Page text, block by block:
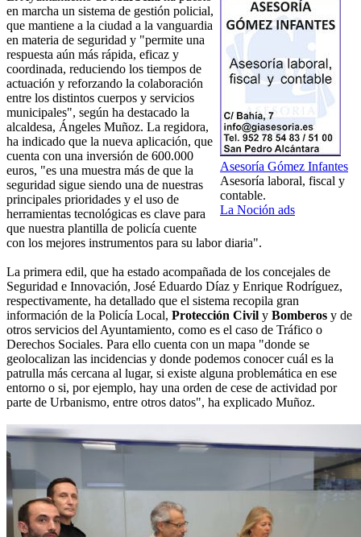
Asesoría Gómez Infantes
Asesoría laboral, fiscal y
contable.
La Noción ads
en marcha un sistema de gestión policial,
que mantiene a la ciudad a la vanguardia
en materia de seguridad y "permite una
respuesta aún más rápida, eficaz y
coordinada, reduciendo los tiempos de
actuación y reforzando la colaboración
entre los distintos cuerpos y servicios
municipales", según ha destacado la
alcaldesa, Ángeles Muñoz. La regidora,
ha indicado que la nueva aplicación, que
cuenta con una inversión de 600.000
euros, "es una muestra más de que la
seguridad sigue siendo una de nuestras
principales prioridades y el uso de
herramientas tecnológicas es clave para
que nuestra plantilla de policía cuente
con los mejores instrumentos para su labor diaria".
La primera edil, que ha estado acompañada de los concejales de
Seguridad e Innovación, José Eduardo Díaz y Enrique Rodríguez,
respectivamente, ha detallado que el sistema recopila gran
información de la Policía Local, Protección Civil y Bomberos y de
otros servicios del Ayuntamiento, como es el caso de Tráfico o
Derechos Sociales. Para ello cuenta con un mapa "donde se
geolocalizan las incidencias y donde podemos conocer cuál es la
patrulla más cercana al lugar, si existe alguna problemática en ese
entorno o si, por ejemplo, hay una orden de cese de actividad por
parte de Urbanismo, entre otros datos", ha explicado Muñoz.